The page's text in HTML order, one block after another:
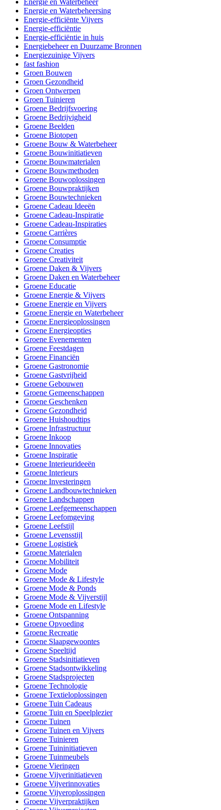
Energie en Waterbeheer
Energie en Waterbeheersing
Energie-efficiënte Vijvers
Energie-efficiëntie
Energie-efficiëntie in huis
Energiebeheer en Duurzame Bronnen
Energiezuinige Vijvers
fast fashion
Groen Bouwen
Groen Gezondheid
Groen Ontwerpen
Groen Tuinieren
Groene Bedrijfsvoering
Groene Bedrijvigheid
Groene Beelden
Groene Biotopen
Groene Bouw & Waterbeheer
Groene Bouwinitiatieven
Groene Bouwmaterialen
Groene Bouwmethoden
Groene Bouwoplossingen
Groene Bouwpraktijken
Groene Bouwtechnieken
Groene Cadeau Ideeën
Groene Cadeau-Inspiratie
Groene Cadeau-Inspiraties
Groene Carrières
Groene Consumptie
Groene Creaties
Groene Creativiteit
Groene Daken & Vijvers
Groene Daken en Waterbeheer
Groene Educatie
Groene Energie & Vijvers
Groene Energie en Vijvers
Groene Energie en Waterbeheer
Groene Energieoplossingen
Groene Energieopties
Groene Evenementen
Groene Feestdagen
Groene Financiën
Groene Gastronomie
Groene Gastvrijheid
Groene Gebouwen
Groene Gemeenschappen
Groene Geschenken
Groene Gezondheid
Groene Huishoudtips
Groene Infrastructuur
Groene Inkoop
Groene Innovaties
Groene Inspiratie
Groene Interieurideeën
Groene Interieurs
Groene Investeringen
Groene Landbouwtechnieken
Groene Landschappen
Groene Leefgemeenschappen
Groene Leefomgeving
Groene Leefstijl
Groene Levensstijl
Groene Logistiek
Groene Materialen
Groene Mobiliteit
Groene Mode
Groene Mode & Lifestyle
Groene Mode & Ponds
Groene Mode & Vijverstijl
Groene Mode en Lifestyle
Groene Ontspanning
Groene Opvoeding
Groene Recreatie
Groene Slaapgewoontes
Groene Speeltijd
Groene Stadsinitiatieven
Groene Stadsontwikkeling
Groene Stadsprojecten
Groene Technologie
Groene Textieloplossingen
Groene Tuin Cadeaus
Groene Tuin en Speelplezier
Groene Tuinen
Groene Tuinen en Vijvers
Groene Tuinieren
Groene Tuininitiatieven
Groene Tuinmeubels
Groene Vieringen
Groene Vijverinitiatieven
Groene Vijverinnovaties
Groene Vijveroplossingen
Groene Vijverpraktijken